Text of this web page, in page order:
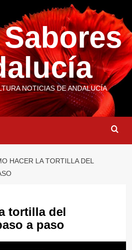
NOTICIAS DE ANDALUCÍA
HACER LA TORTILLA DEL
tortilla del
a paso